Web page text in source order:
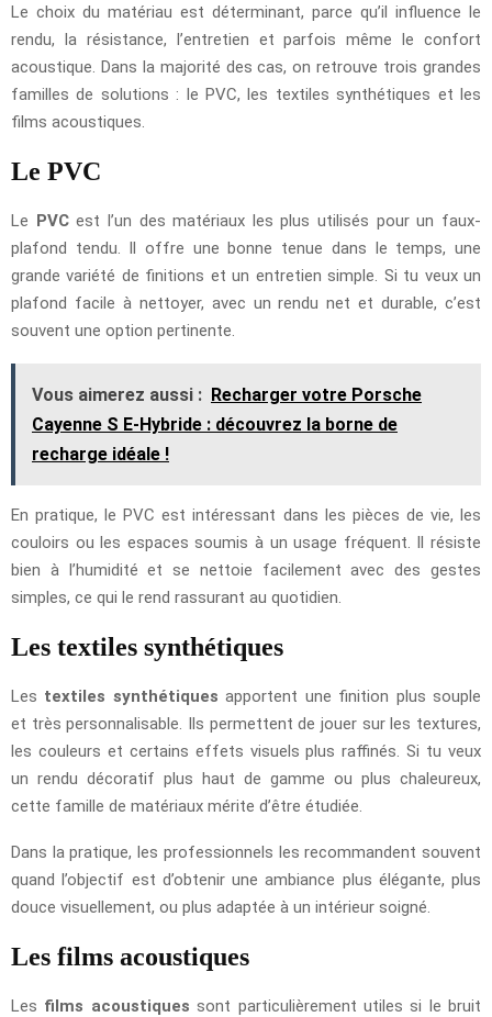
Le choix du matériau est déterminant, parce qu’il influence le
rendu, la résistance, l’entretien et parfois même le confort
acoustique. Dans la majorité des cas, on retrouve trois grandes
familles de solutions : le PVC, les textiles synthétiques et les
films acoustiques.
Le PVC
Le PVCest l’un des matériaux les plus utilisés pour un faux-
plafond tendu. Il offre une bonne tenue dans le temps, une
grande variété de finitions et un entretien simple. Si tu veux un
plafond facile à nettoyer, avec un rendu net et durable, c’est
souvent une option pertinente.
Vous aimerez aussi : Recharger votre Porsche
Cayenne S E-Hybride : découvrez la borne de
recharge idéale !
En pratique, le PVC est intéressant dans les pièces de vie, les
couloirs ou les espaces soumis à un usage fréquent. Il résiste
bien à l’humidité et se nettoie facilement avec des gestes
simples, ce qui le rend rassurant au quotidien.
Les textiles synthétiques
Les textiles synthétiques apportent une finition plus souple
et très personnalisable. Ils permettent de jouer sur les textures,
les couleurs et certains effets visuels plus raffinés. Si tu veux
un rendu décoratif plus haut de gamme ou plus chaleureux,
cette famille de matériaux mérite d’être étudiée.
Dans la pratique, les professionnels les recommandent souvent
quand l’objectif est d’obtenir une ambiance plus élégante, plus
douce visuellement, ou plus adaptée à un intérieur soigné.
Les films acoustiques
Les films acoustiques sont particulièrement utiles si le bruit